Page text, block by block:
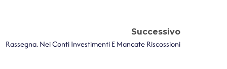
Successivo
Rassegna. Nei Conti Investimenti E Mancate Riscossioni